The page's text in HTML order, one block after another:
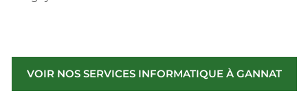
VOIR NOS SERVICES INFORMATIQUE À GANNAT